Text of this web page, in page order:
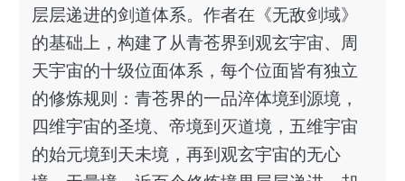
层层递进的剑道体系。作者在《无敌剑域》
的基础上，构建了从青苍界到观玄宇宙、周
天宇宙的十级位面体系，每个位面皆有独立
的修炼规则：青苍界的一品淬体境到源境，
四维宇宙的圣境、帝境到灭道境，五维宇宙
的始元境到天未境，再到观玄宇宙的无心